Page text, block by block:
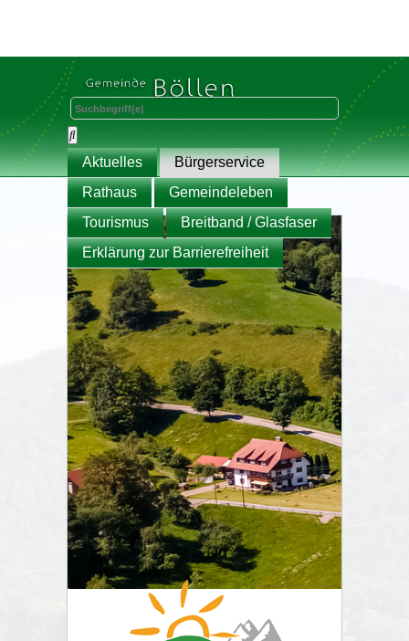
Aktuelles
Bürgerservice
Rathaus
Gemeindeleben
Tourismus
Breitband / Glasfaser
Erklärung zur Barrierefreiheit